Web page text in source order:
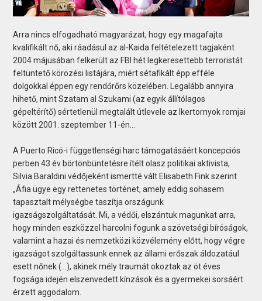
Arra nincs elfogadható magyarázat, hogy egy magafajta
kvalifikált nő, aki ráadásul az al-Kaida feltételezett tagjaként
2004 májusában felkerült az FBI hét legkeresettebb terroristát
feltüntető körözési listájára, miért sétafikált épp efféle
dolgokkal éppen egy rendőrőrs közelében. Legalább annyira
hihető, mint Szatam al Szukami (az egyik állítólagos
gépeltérítő) sértetlenül megtalált útlevele az Ikertornyok romjai
között 2001. szeptember 11-én…
A Puerto Ricó-i függetlenségi harc támogatásáért koncepciós
perben 43 év börtönbüntetésre ítélt olasz politikai aktivista,
Silvia Baraldini védőjeként ismertté vált Elisabeth Fink szerint
„Áfia ügye egy rettenetes történet, amely eddig sohasem
tapasztalt mélységbe taszítja országunk
igazságszolgáltatását. Mi, a védői, elszántuk magunkat arra,
hogy minden eszközzel harcolni fogunk a szövetségi bíróságok,
valamint a hazai és nemzetközi közvélemény előtt, hogy végre
igazságot szolgáltassunk ennek az állami erőszak áldozatául
esett nőnek (…), akinek mély traumát okoztak az öt éves
fogsága idején elszenvedett kínzások és a gyermekei sorsáért
érzett aggodalom.